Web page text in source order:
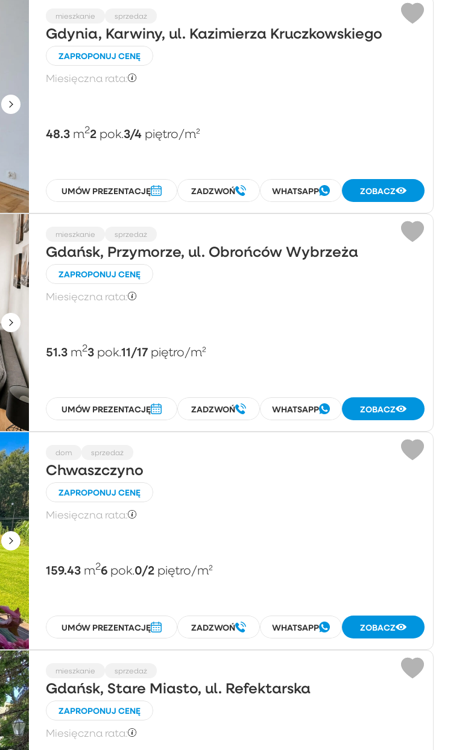
mieszkanie sprzedaż
Gdynia, Karwiny, ul. Kazimierza Kruczkowskiego
ZAPROPONUJ CENĘ
Miesięczna rata:
48.3 m22 pok.3/4 piętro/m²
UMÓW PREZENTACJĘ ZADZWOŃ WHATSAPP ZOBACZ
mieszkanie sprzedaż
Gdańsk, Przymorze, ul. Obrońców Wybrzeża
ZAPROPONUJ CENĘ
Miesięczna rata:
51.3 m23 pok.11/17 piętro/m²
UMÓW PREZENTACJĘ ZADZWOŃ WHATSAPP ZOBACZ
dom sprzedaż
Chwaszczyno
ZAPROPONUJ CENĘ
Miesięczna rata:
159.43 m26 pok.0/2 piętro/m²
UMÓW PREZENTACJĘ ZADZWOŃ WHATSAPP ZOBACZ
mieszkanie sprzedaż
Gdańsk, Stare Miasto, ul. Refektarska
ZAPROPONUJ CENĘ
Miesięczna rata: